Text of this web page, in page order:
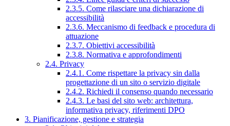
2.3.5. Come rilasciare una dichiarazione di
accessibilità
2.3.6. Meccanismo di feedback e procedura di
attuazione
2.3.7. Obiettivi accessibilità
2.3.8. Normativa e approfondimenti
2.4. Privacy
2.4.1. Come rispettare la privacy sin dalla
progettazione di un sito o servizio digitale
2.4.2. Richiedi il consenso quando necessario
2.4.3. Le basi del sito web: architettura,
informativa privacy, riferimenti DPO
3. Pianificazione, gestione e strategia